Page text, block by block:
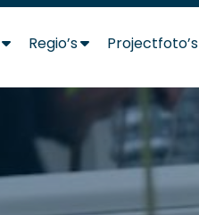
Regio’s Projectfoto’s